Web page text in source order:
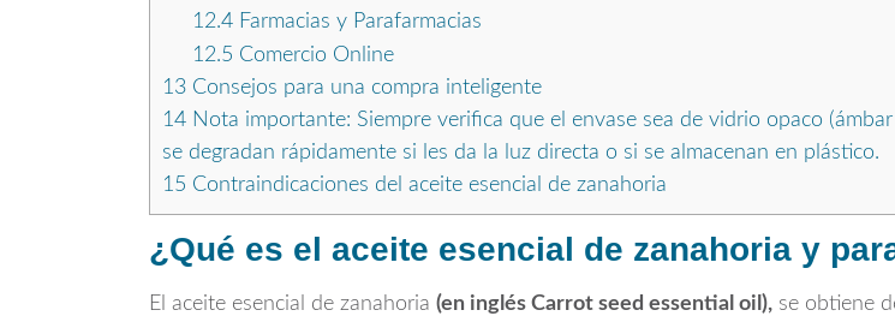
12.4Farmacias y Parafarmacias
12.5 Comercio Online
13 Consejos para una compra inteligente
14 Nota importante: Siempre verifica que el envase sea de vidrio opaco
se degradan rápidamente si les da la luz directa o si se almacenan en plástico.
15 Contraindicaciones del aceite esencial de zanahoria
¿Qué es el aceite esencial de zanahoria y
El aceite esencial de zanahoria (en inglés Carrot seed essential oil), se obtiene